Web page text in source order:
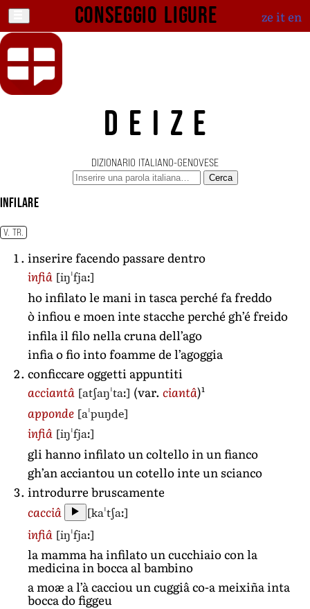
Conseggio ligure ze iten
DEIZE
DIZIONARIO ITALIANO-GENOVESE
Cerca
infilare
V. TR.
inserire facendo passare dentro
infiâ [iŋˈfjaː]
ho infilato le mani in tasca perché fa freddo
ò infiou e moen inte stacche perché gh’é freido
infila il filo nella cruna dell’ago
infia o fio into foamme de l’agoggia
conficcare oggetti appuntiti
acciantâ [atʃaŋˈtaː] (var. ciantâ)1
apponde [aˈpuŋde]
infiâ [iŋˈfjaː]
gli hanno infilato un coltello in un fianco
gh’an acciantou un cotello inte un scianco
introdurre bruscamente
cacciâ
[kaˈtʃaː]
infiâ [iŋˈfjaː]
la mamma ha infilato un cucchiaio con la
medicina in bocca al bambino
a moæ a l’à cacciou un cuggiâ co-a meixiña inta
bocca do figgeu